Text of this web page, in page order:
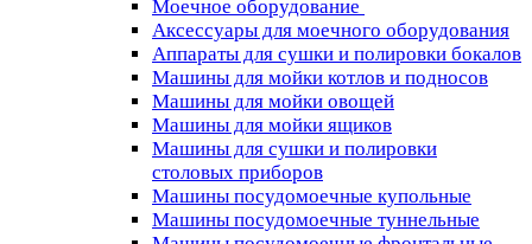
Моечное оборудование
Аксессуары для моечного оборудования
Аппараты для сушки и полировки бокалов
Машины для мойки котлов и подносов
Машины для мойки овощей
Машины для мойки ящиков
Машины для сушки и полировки
столовых приборов
Машины посудомоечные купольные
Машины посудомоечные туннельные